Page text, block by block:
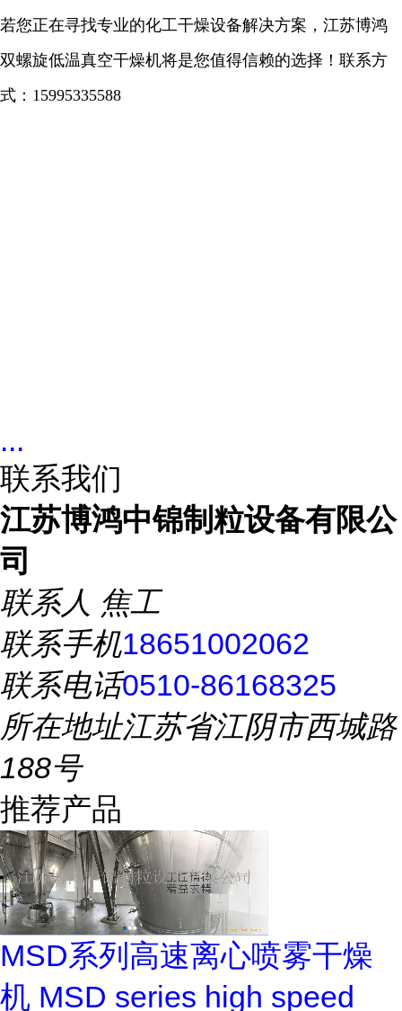
若您正在寻找专业的化工干燥设备解决方案，江苏博鸿
双螺旋低温真空干燥机将是您值得信赖的选择！ 联系方
式： 15995335588
...
联系我们
江苏博鸿中锦制粒设备有限公
司
联系人 焦工
联系手机18651002062
联系电话0510-86168325
所在地址江苏省江阴市西城路
188号
推荐产品
MSD系列高速离心喷雾干燥
机 MSD series high speed